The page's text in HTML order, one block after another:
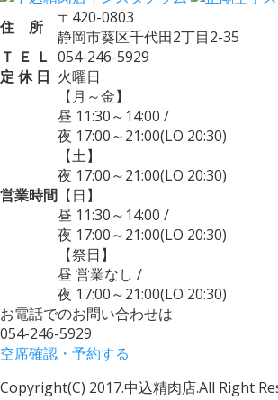
住 所
〒420-0803
静岡市葵区千代田2丁目2-35
Ｔ Ｅ Ｌ 054-246-5929
定 休 日 火曜日
営業時間
【月～金】
昼 11:30～14:00 /
夜 17:00～21:00(LO 20:30)
【土】
夜 17:00～21:00(LO 20:30)
【日】
昼 11:30～14:00 /
夜 17:00～21:00(LO 20:30)
【祭日】
昼 営業なし /
夜 17:00～21:00(LO 20:30)
お電話でのお問い合わせは
054-246-5929
空席確認・予約する
Copyright(C) 2017.中込精肉店.All Right